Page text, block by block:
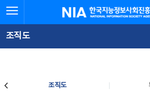
문
로
가
체
뉴
바
가
한국지능정보사회진흥원
조직도
조직도